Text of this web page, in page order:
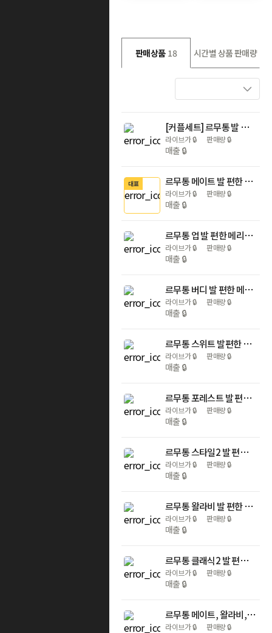
판매상품 18 시간별 상품 판매량
[커플세트] 르무통 발 편한 메리노울 운동화 (2족 이상/교차선택가능)
라이브가🔒 판매량🔒
매출 🔒
대표 르무통 메이트 발 편한 메리노울 운동화
라이브가🔒 판매량🔒
매출 🔒
르무통 업 발 편한 메리노울 운동화
라이브가🔒 판매량🔒
매출 🔒
르무통 버디 발 편한 메리노울 운동화
라이브가🔒 판매량🔒
매출 🔒
르무통 스위트 발편한 울 플랫 메리제인 슈즈
라이브가🔒 판매량🔒
매출 🔒
르무통 포레스트 발 편한 메리노울 운동화
라이브가🔒 판매량🔒
매출 🔒
르무통 스타일2 발 편한 메리노울 슬립온
라이브가🔒 판매량🔒
매출 🔒
르무통 왈라비 발 편한 메리노울 운동화
라이브가🔒 판매량🔒
매출 🔒
르무통 클래식2 발 편한 메리노울 운동화
라이브가🔒 판매량🔒
매출 🔒
르무통 메이트, 왈라비, 워크, 에브리데이, 이지 안창(인솔)
라이브가🔒 판매량🔒